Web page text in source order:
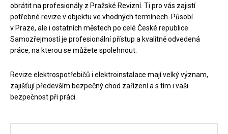
obrátit na profesionály z Pražské Revizní. Ti pro vás zajistí
potřebné revize v objektu ve vhodných termínech. Působí
v Praze, ale i ostatních městech po celé České republice.
Samozřejmostí je profesionální přístup a kvalitně odvedená
práce, na kterou se můžete spolehnout.
Revize elektrospotřebičů i elektroinstalace mají velký význam,
zajišťují především bezpečný chod zařízení a s tím i vaši
bezpečnost při práci.